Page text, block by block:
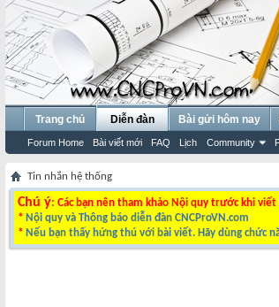
Trang chủ Diễn đàn
Forum Home Bài viết mới FAQ Lịch Community
Bài gửi hôm nay
Tin nhắn hệ thống
Chú ý: Các bạn nên tham khảo Nội quy trước khi
* Nội quy và Thông báo diễn đàn CNCProVN.com
* Nếu bạn thấy hứng thú với bài viết. Hãy dùng chức